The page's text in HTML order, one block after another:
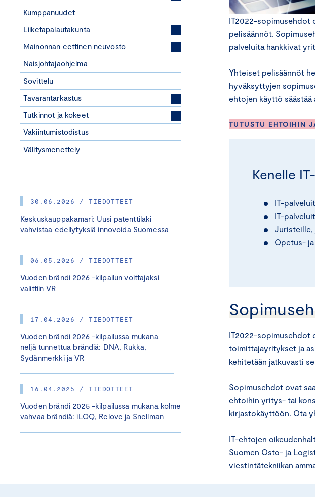
Kumppanuudet
Liiketapalautakunta
Mainonnan eettinen neuvosto
Naisjohtajaohjelma
Sovittelu
Tavarantarkastus
Tutkinnot ja kokeet
Vakiintumistodistus
Välitysmenettely
30.06.2026 / TIEDOTTEET
Keskuskauppakamari: Uusi patenttilaki
vahvistaa edellytyksiä innovoida Suomessa
06.05.2026 / TIEDOTTEET
Vuoden brändi 2026 -kilpailun voittajaksi
valittiin VR
17.04.2026 / TIEDOTTEET
Vuoden brändi 2026 -kilpailussa mukana
neljä tunnettua brändiä: DNA, Rukka,
Sydänmerkki ja VR
16.04.2025 / TIEDOTTEET
Vuoden brändi 2025 -kilpailussa mukana kolme
vahvaa brändiä: iLOQ, Relove ja Snellman
IT2022-sopimusehdot
pelisäännöt.
palveluita hankkivat
Yhteiset pelisäännöt
hyväksyttyjen
ehtojen käyttö säästää
TUTUSTU EHTOIHIN
Kenelle
IT-
IT-
Juristeille,
Opetus-
IT2022-sopimusehdot
toimittajayritykset ja
kehitetään jatkuvasti
Sopimusehdot ovat
ehtoihin yritys- tai
kirjastokäyttöön. Ota
IT-ehtojen
Suomen Osto- ja
viestintätekniikan